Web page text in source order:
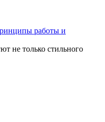
работы и
не только стильного